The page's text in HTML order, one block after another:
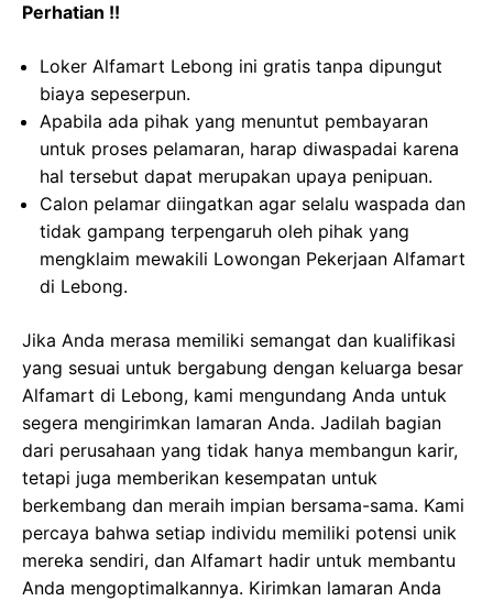
Perhatian !!
Loker Alfamart Lebong ini gratis tanpa dipungut
biaya sepeserpun.
Apabila ada pihak yang menuntut pembayaran
untuk proses pelamaran, harap diwaspadai karena
hal tersebut dapat merupakan upaya penipuan.
Calon pelamar diingatkan agar selalu waspada dan
tidak gampang terpengaruh oleh pihak yang
mengklaim mewakili Lowongan Pekerjaan Alfamart
di Lebong.
Jika Anda merasa memiliki semangat dan kualifikasi
yang sesuai untuk bergabung dengan keluarga besar
Alfamart di Lebong, kami mengundang Anda untuk
segera mengirimkan lamaran Anda. Jadilah bagian
dari perusahaan yang tidak hanya membangun karir,
tetapi juga memberikan kesempatan untuk
berkembang dan meraih impian bersama-sama. Kami
percaya bahwa setiap individu memiliki potensi unik
mereka sendiri, dan Alfamart hadir untuk membantu
Anda mengoptimalkannya. Kirimkan lamaran Anda